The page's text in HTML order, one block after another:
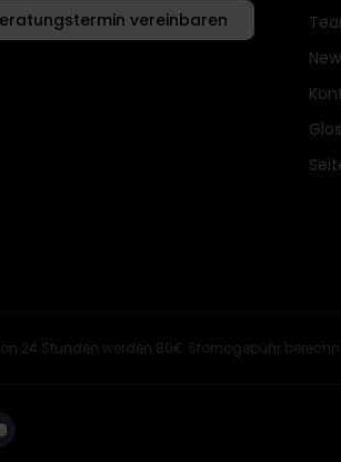
vereinbaren
24 Stunden werden 80€ Stornogebühr